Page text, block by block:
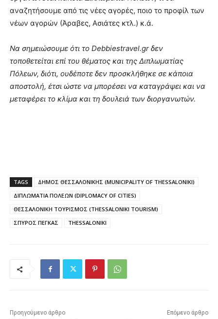
αναζητήσουμε από τις νέες αγορές, ποιο το προφίλ των
νέων αγορών (Άραβες, Ασιάτες κτλ.) κ.ά.
Να σημειώσουμε ότι το Debbiestravel.gr δεν
τοποθετείται επί του θέματος και της Διπλωματίας
Πόλεων, διότι, ουδέποτε δεν προσκλήθηκε σε κάποια
αποστολή, έτσι ώστε να μπορέσει να καταγράψει και να
μεταφέρει το κλίμα και τη δουλειά των διοργανωτών.
TAGS
ΔΗΜΟΣ ΘΕΣΣΑΛΟΝΙΚΗΣ (MUNICIPALITY OF THESSALONIKI)
ΔΙΠΛΩΜΑΤΙΑ ΠΟΛΕΩΝ (DIPLOMACY OF CITIES)
ΘΕΣΣΑΛΟΝΙΚΗ ΤΟΥΡΙΣΜΟΣ (THESSALONIKI TOURISM)
ΣΠΥΡΟΣ ΠΕΓΚΑΣ
THESSALONIKI
Προηγούμενο άρθρο Επόμενο άρθρο